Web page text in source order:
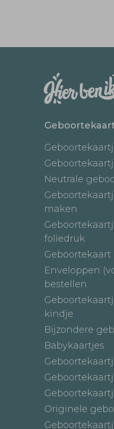
Neutrale
maken
foliedruk
Enveloppen
bestellen
kindje
Bijzondere
Babykaartjes
Originele